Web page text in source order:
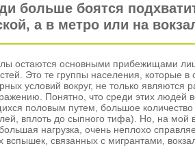
больше боятся
а в метро или на
остаются основными прибежищами
Это те группы населения, которые в
условий вокруг, не только являются
Понятно, что среди этих людей
половым путем, большое
вплоть до сыпного тифа). Но, на мой
нагрузка, очень неплохо
вспышек, связанных с мигрантами,